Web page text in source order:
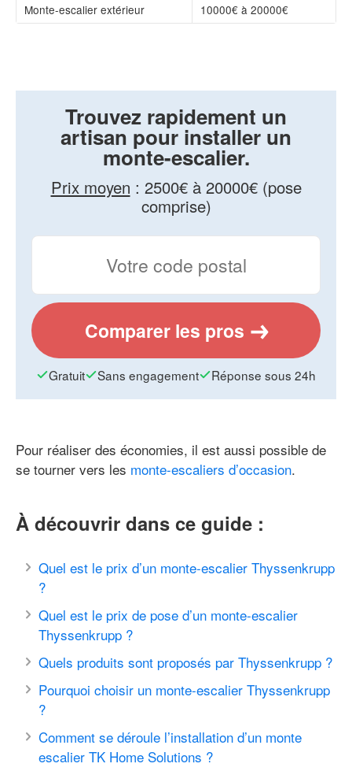
Monte-escalier extérieur
10000€ à 20000€
Trouvez rapidement un
artisan pour installer un
monte-escalier.
Prix moyen : 2500€ à 20000€ (pose
comprise)
Comparer les pros
Gratuit Sans engagement Réponse sous 24h
Pour réaliser des économies, il est aussi possible de
se tourner vers les monte-escaliers d’occasion.
À découvrir dans ce guide :
Quel est le prix d’un monte-escalier Thyssenkrupp
?
Quel est le prix de pose d’un monte-escalier
Thyssenkrupp ?
Quels produits sont proposés par Thyssenkrupp ?
Pourquoi choisir un monte-escalier Thyssenkrupp
?
Comment se déroule l’installation d’un monte
escalier TK Home Solutions ?